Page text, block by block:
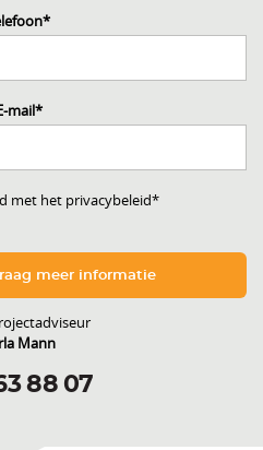
*
mail*
met het privacybeleid*
meer informatie
Mann
88 07